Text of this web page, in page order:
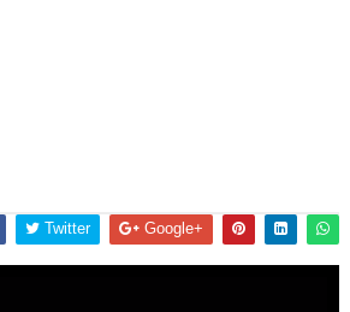
Twitter Google+